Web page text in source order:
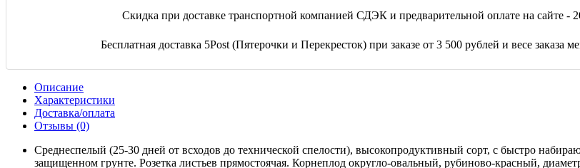
Скидка при доставке транспортной компанией СДЭК и предварительной оплате на сайте -
Бесплатная доставка 5Post (Пятерочки и Перекресток) при заказе от 3 500 рублей и весе заказа
Описание
Характеристики
Доставка/оплата
Отзывы (0)
Среднеспелый (25-30 дней от всходов до технической спелости), высокопродуктивный сорт, с быстро
защищенном грунте. Розетка листьев прямостоячая. Корнеплод округло-овальный, рубиново-красный,